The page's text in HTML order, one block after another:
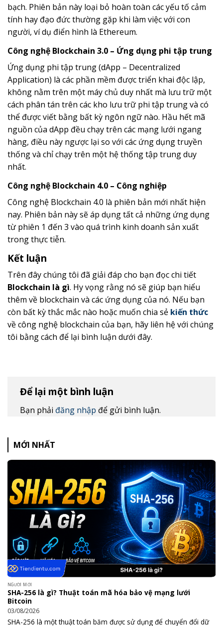
bạch. Phiên bản này loại bỏ hoàn toàn các yếu tố cảm
tính hay đạo đức thường gặp khi làm việc với con
người, ví dụ điển hình là Ethereum.
Công nghệ Blockchain 3.0 – Ứng dụng phi tập trung
Ứng dụng phi tập trung (dApp – Decentralized
Application) là các phần mềm được triển khai độc lập,
không nằm trên một máy chủ duy nhất mà lưu trữ một
cách phân tán trên các kho lưu trữ phi tập trung và có
thể được viết bằng bất kỳ ngôn ngữ nào. Hầu hết mã
nguồn của dApp đều chạy trên các mạng lưới ngang
hàng, điều này ngược lại so với các ứng dụng truyền
thống và chỉ chạy trên một hệ thống tập trung duy
nhất.
Công nghệ Blockchain 4.0 – Công nghiệp
Công nghệ Blockchain 4.0 là phiên bản mới nhất hiện
nay. Phiên bản này sẽ áp dụng tất cả những ứng dụng
từ phiên 1 đến 3 vào quá trình kinh doanh sản xuất
trong thực tiễn.
Kết luận
Trên đây chúng tôi đã giải đáp cho bạn đọc chi tiết
Blockchain là gì. Hy vọng rằng nó sẽ giúp bạn hiểu
thêm về blockchain và các ứng dụng của nó. Nếu bạn
còn bất kỳ thắc mắc nào hoặc muốn chia sẻ kiến thức
về công nghệ blockchain của bạn, hãy liên hệ với chúng
tôi bằng cách để lại bình luận dưới đây.
Để lại một bình luận
Bạn phải đăng nhập để gửi bình luận.
MỚI NHẤT
NGƯỜI MỚI
SHA-256 là gì? Thuật toán mã hóa bảo vệ mạng lưới
Bitcoin
03/08/2026
SHA-256 là một thuật toán băm được sử dụng để chuyển đổi dữ